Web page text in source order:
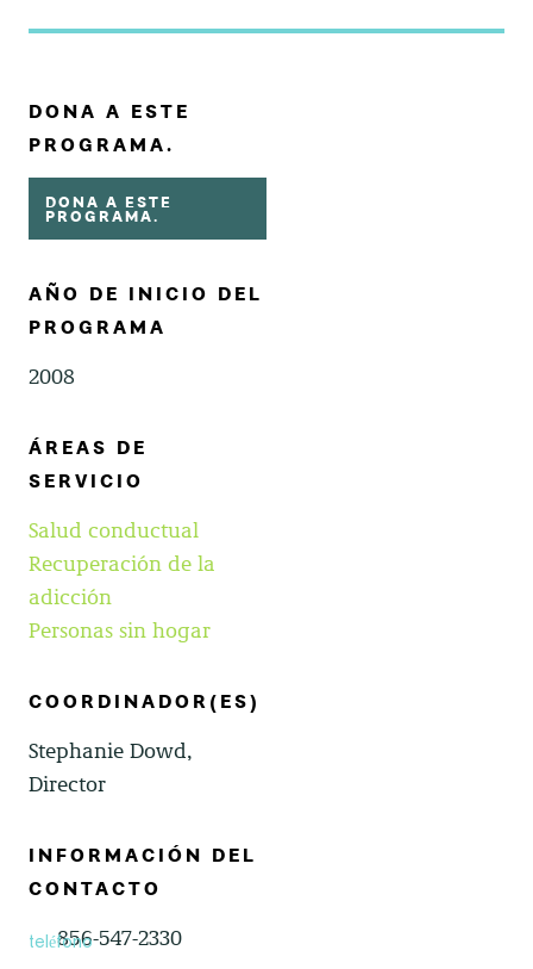
DONA A ESTE
PROGRAMA.
DONA A ESTE
PROGRAMA.
AÑO DE INICIO DEL
PROGRAMA
2008
ÁREAS DE
SERVICIO
Salud conductual
Recuperación de la
adicción
Personas sin hogar
COORDINADOR(ES)
Stephanie Dowd,
Director
INFORMACIÓN DEL
CONTACTO
teléfono
856-547-2330